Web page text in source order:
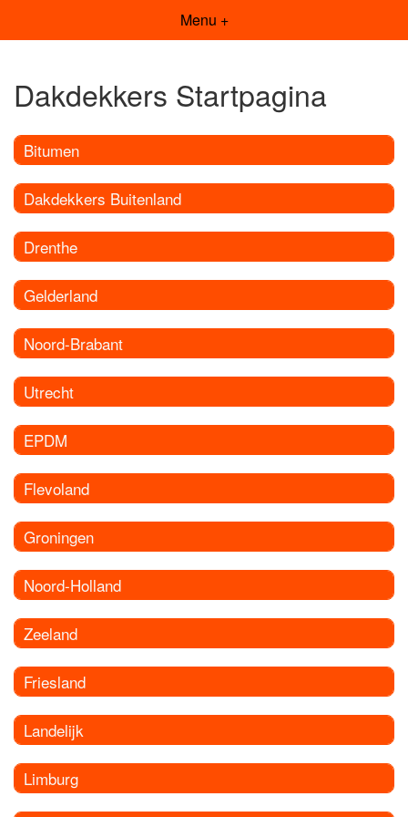
Menu +
Dakdekkers Startpagina
Bitumen
Dakdekkers Buitenland
Drenthe
Gelderland
Noord-Brabant
Utrecht
EPDM
Flevoland
Groningen
Noord-Holland
Zeeland
Friesland
Landelijk
Limburg